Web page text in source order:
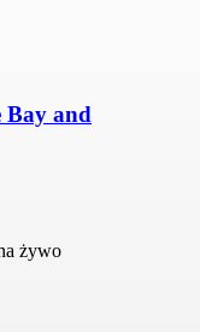
Bay and
żywo